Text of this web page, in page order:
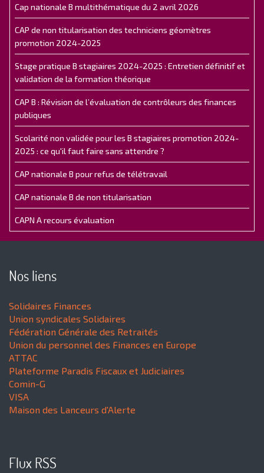
Cap nationale B multithématique du 2 avril 2026
CAP de non titularisation des techniciens géomètres
promotion 2024-2025
Stage pratique B stagiaires 2024-2025 : Entretien définitif et
validation de la formation théorique
CAP B : Révision de l’évaluation de contrôleurs des finances
publiques
Scolarité non validée pour les B stagiaires promotion 2024-
2025 : ce qu'il faut faire sans attendre ?
CAP nationale B pour refus de télétravail
CAP nationale B de non titularisation
CAPN A recours évaluation
Nos liens
Solidaires Finances
Union syndicales Solidaires
Fédération Générale des Retraités
Union du personnel des Finances en Europe
ATTAC
Plateforme Paradis Fiscaux et Judiciaires
Comin-G
VISA
Maison des Lanceurs d'Alerte
Flux RSS